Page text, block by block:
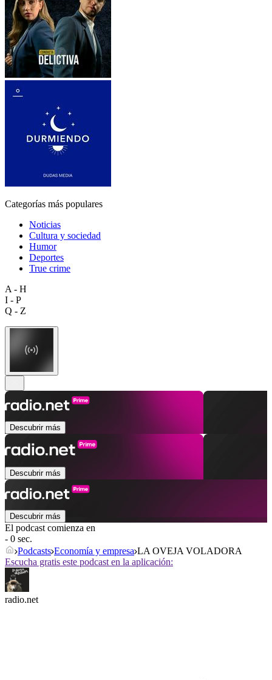
Categorías más populares
Noticias
Cultura y sociedad
Humor
Deportes
True crime
A - H
I - P
Q - Z
Descubrir más
Descubrir más
Descubrir más
El podcast comienza en
- 0 sec.
Podcasts Economía y empresa LA OVEJA VOLADORA
Escucha gratis este podcast en la aplicación:
radio.net